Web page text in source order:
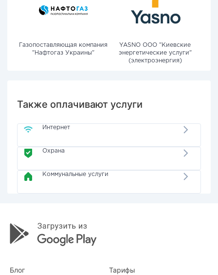
Газопоставляющая компания
"Нафтогаз Украины"
YASNO OOO "Киевские
энергетические услуги"
(электроэнергия)
Также оплачивают услуги
Интернет
Охрана
Коммунальные услуги
Блог Тарифы